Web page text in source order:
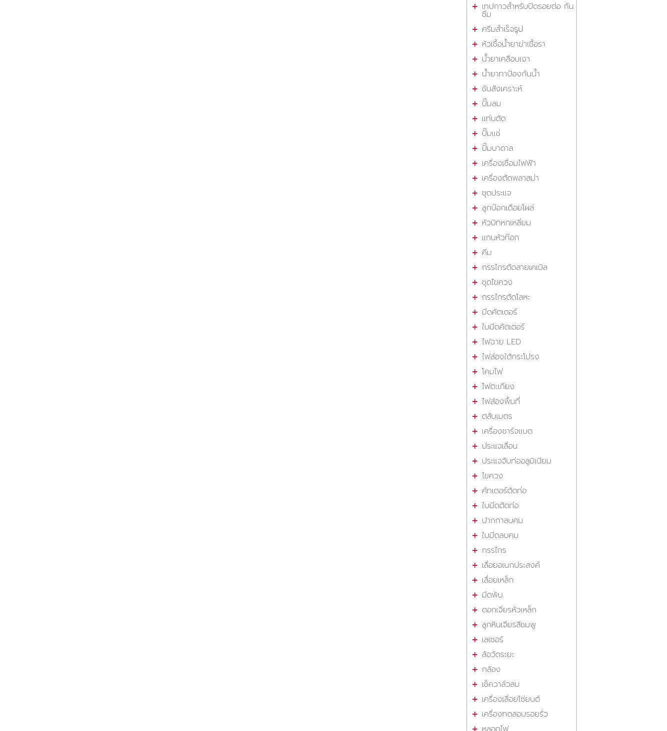
เทปกาวสำหรับปิดรอยต่อ กัน
ซึม
ครีมสำเร็จรูป
หัวเชื้อน้ำยาฆ่าเชื้อรา
น้ำยาเคลือบเงา
น้ำยาทาป้องกันน้ำ
ชันสังเคราะห์
ปั๊มลม
แท่นตัด
ปั๊มแช่
ปั๊มบาดาล
เครื่องเชื่อมไฟฟ้า
เครื่องตัดพลาสม่า
ชุดประแจ
ลูกบ๊อกเดือยโผล่
หัวบิทหกเหลี่ยม
แกนหัวท๊อก
คีม
กรรไกรตัดสายเคเบิล
ชุดไขควง
กรรไกรตัดโลหะ
มีดคัตเตอร์
ใบมีดคัตเตอร์
ไฟฉาย LED
ไฟส่องใต้กระโปรง
โคมไฟ
ไฟตะเกียง
ไฟส่องพื้นที่
ตลับเมตร
เครื่องชาร์จแบต
ประแจเลื่อน
ประแจจับท่ออลูมิเนียม
ไขควง
คัทเตอร์ตัดท่อ
ใบมีดตัดท่อ
ปากกาลบคม
ใบมีดลบคม
กรรไกร
เลื่อยอเนกประสงค์
เลื่อยเหล็ก
มีดพับ
ดอกเจียรหัวเหล็ก
ลูกหินเจียรสีชมพู
เลเซอร์
ล้อวัดระยะ
กล้อง
เช็ควาล์วลม
เครื่องเลื่อยโซ่ยนต์
เครื่องทดสอบรอยรั่ว